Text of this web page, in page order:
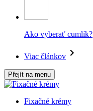
Ako vyberať cumlík?
Viac článkov
Přejít na menu
Fixačné krémy